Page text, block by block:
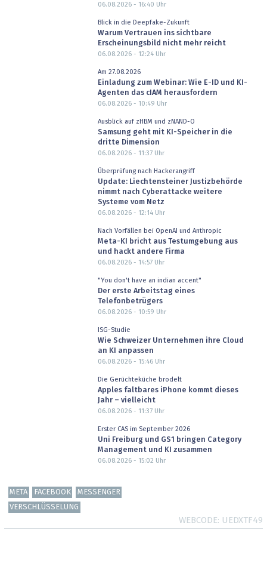
06.08.2026 - 16:40 Uhr
Blick in die Deepfake-Zukunft
Warum Vertrauen ins sichtbare
Erscheinungsbild nicht mehr reicht
06.08.2026 - 12:24Uhr
Am 27.08.2026
Einladung zum Webinar: Wie E-ID und KI-
Agenten das cIAM herausfordern
06.08.2026 - 10:49 Uhr
Ausblick auf zHBM und zNAND-O
Samsung geht mit KI-Speicher in die
dritte Dimension
06.08.2026 - 11:37Uhr
Überprüfung nach Hackerangriff
Update: Liechtensteiner Justizbehörde
nimmt nach Cyberattacke weitere
Systeme vom Netz
06.08.2026 - 12:14Uhr
Nach Vorfällen bei OpenAI und Anthropic
Meta-KI bricht aus Testumgebung aus
und hackt andere Firma
06.08.2026 - 14:57Uhr
"You don't have an indian accent"
Der erste Arbeitstag eines
Telefonbetrügers
06.08.2026 - 10:59 Uhr
ISG-Studie
Wie Schweizer Unternehmen ihre Cloud
an KI anpassen
06.08.2026 - 15:46Uhr
Die Gerüchteküche brodelt
Apples faltbares iPhone kommt dieses
Jahr – vielleicht
06.08.2026 - 11:37Uhr
Erster CAS im September 2026
Uni Freiburg und GS1 bringen Category
Management und KI zusammen
06.08.2026 - 15:02 Uhr
META FACEBOOK
MESSENGER
VERSCHLÜSSELUNG
WEBCODE UEDXTF49